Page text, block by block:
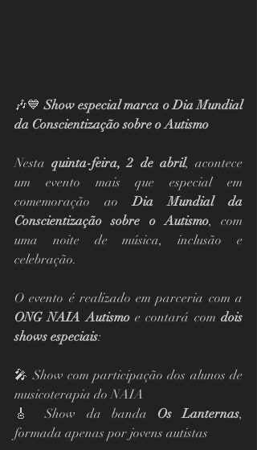
🎶💙 Show especial marca o Dia Mundial
da Conscientização sobre o Autismo
Nesta quinta-feira, 2 de abril, acontece
um evento mais que especial em
comemoração ao Dia Mundial da
Conscientização sobre o Autismo, com
uma noite de música, inclusão e
celebração.
ONG NAIA Autismo e contará com dois
shows especiais:
🎤 Show com participação dos alunos de
musicoterapia do NAIA
🎸 Show da banda Os Lanternas,
formada apenas por jovens autistas